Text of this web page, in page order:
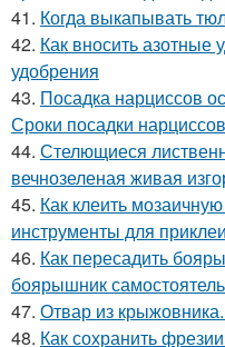
41. Когда выкапывать
42. Как вносить азотные
удобрения
43. Посадка нарциссов
Сроки посадки
44. Стелющиеся
вечнозеленая живая
45. Как клеить
инструменты для
46. Как пересадить
боярышник
47. Отвар из
48. Как сохранить